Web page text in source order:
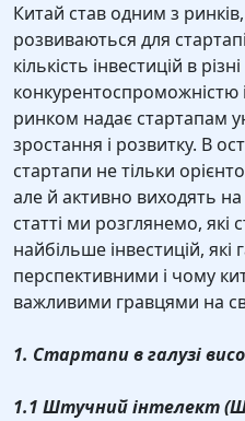
Китай став одним з
розвиваються для
кількість інвестицій в
ринком надає стартапам
зростання і розвитку. В
стартапи не тільки
але й активно виходять
статті ми розглянемо, які
найбільше інвестицій, які
перспективними і чому
важливими гравцями на
1. Стартапи в галузі
1.1 Штучний інтелект